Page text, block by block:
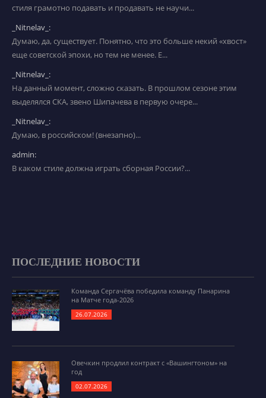
стиля грамотно подавать и продавать не научи...
_Nitnelav_:
Думаю, да, существует. Понятно, что это больше некий «хвост»
еще советской эпохи, но тем не менее. Е...
_Nitnelav_:
На данный момент, сложно сказать. В прошлом сезоне этим
выделялся СКА, звено Шипачева в первую очере...
_Nitnelav_:
Думаю, в российском! (внезапно)...
admin:
В каком стиле должна играть сборная России?...
ПОСЛЕДНИЕ НОВОСТИ
Команда Сергачёва победила команду Панарина
на Матче года-2026
26.07.2026
Овечкин продлил контракт с «Вашингтоном» на
год
02.07.2026